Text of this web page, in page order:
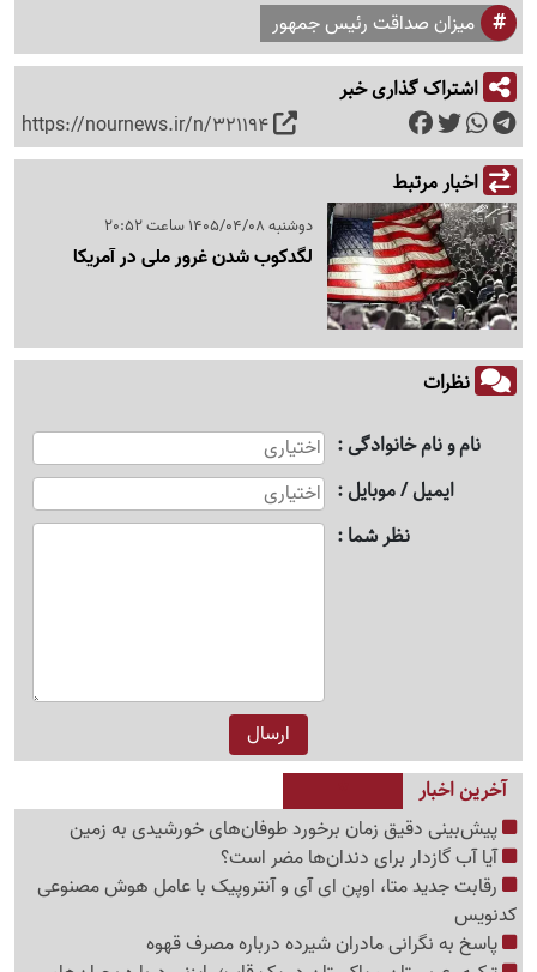
میزان صداقت رئیس جمهور
اشتراک گذاری خبر
https://nournews.ir/n/321194
اخبار مرتبط
دوشنبه 1405/04/08 ساعت 20:52
لگدکوب شدن غرور ملی در آمریکا
نظرات
نام و نام خانوادگی
ایمیل / موبایل
نظر شما
آخرین اخبار
پیش‌بینی دقیق زمان برخورد طوفان‌های خورشیدی به زمین
آیا آب گازدار برای دندان‌ها مضر است؟
رقابت جدید متا، اوپن ای آی و آنتروپیک با عامل هوش مصنوعی
کدنویس
پاسخ به نگرانی مادران شیرده درباره مصرف قهوه